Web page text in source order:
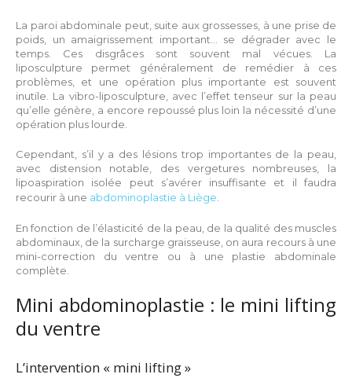
La paroi abdominale peut, suite aux grossesses, à une prise de
poids, un amaigrissement important… se dégrader avec le
temps. Ces disgrâces sont souvent mal vécues. La
liposculpture permet généralement de remédier à ces
problèmes, et une opération plus importante est souvent
inutile. La vibro-liposculpture, avec l’effet tenseur sur la peau
qu’elle génère, a encore repoussé plus loin la nécessité d’une
opération plus lourde.
Cependant, s’il y a des lésions trop importantes de la peau,
avec distension notable, des vergetures nombreuses, la
lipoaspiration isolée peut s’avérer insuffisante et il faudra
recourir à une abdominoplastie à Liège
En fonction de l’élasticité de la peau, de la qualité des muscles
abdominaux, de la surcharge graisseuse, on aura recours à une
mini-correction du ventre ou à une plastie abdominale
complète.
Mini abdominoplastie : le mini lifting
du ventre
L’intervention « mini lifting »